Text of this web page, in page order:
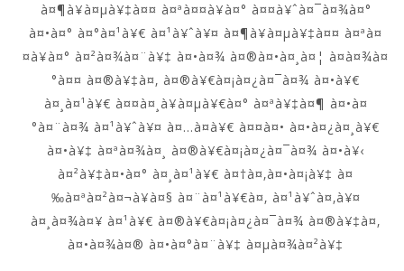
à¤¶à¥à¤µà¥‡à¤¤ à¤ªà¤¤à¥à¤° à¤¤à¥ˆà¤¯à¤¾à¤°
à¤•à¤° à¤°à¤¹à¥€ à¤¹à¥ˆà¥¤ à¤¶à¥à¤µà¥‡à¤¤ à¤ªà¤
¤à¥à¤° à¤²à¤¾à¤¨à¥‡ à¤•à¤¾ à¤®à¤•à¤¸à¤¦ à¤­à¤¾à¤
°à¤¤ à¤®à¥‡à¤‚ à¤®à¥€à¤¡à¤¿à¤¯à¤¾ à¤•à¥€
à¤¸à¤¹à¥€ à¤¤à¤¸à¥à¤µà¥€à¤° à¤ªà¥‡à¤¶ à¤•à¤
°à¤¨à¤¾ à¤¹à¥ˆà¥¤ à¤…à¤­à¥€ à¤¤à¤• à¤•à¤¿à¤¸à¥€
à¤•à¥‡ à¤ªà¤¾à¤¸ à¤®à¥€à¤¡à¤¿à¤¯à¤¾ à¤•à¥‹
à¤²à¥‡à¤•à¤° à¤¸à¤¹à¥€ à¤†à¤‚à¤•à¤¡à¥‡ à¤
‰à¤ªà¤²à¤¬à¥à¤§ à¤¨à¤¹à¥€à¤‚ à¤¹à¥ˆà¤‚à¥¤
à¤¸à¤¾à¤¥ à¤¹à¥€ à¤®à¥€à¤¡à¤¿à¤¯à¤¾ à¤®à¥‡à¤‚
à¤•à¤¾à¤® à¤•à¤°à¤¨à¥‡ à¤µà¤¾à¤²à¥‡